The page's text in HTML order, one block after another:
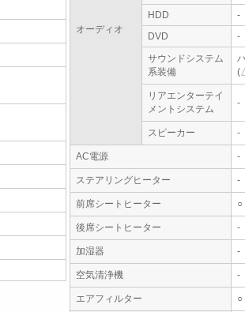
オーディオ
HDD
-
DVD
-
サウンドシステム
系装備
リアエンターテイ
メントシステム
-
スピーカー -
AC電源 -
ステアリングヒーター -
前席シートヒーター ○
後席シートヒーター -
加湿器 -
空気清浄機 -
エアフィルター ○